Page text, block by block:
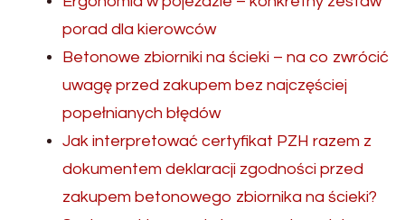
porad dla kierowców
Betonowe zbiorniki na ścieki – na co zwrócić
uwagę przed zakupem bez najczęściej
popełnianych błędów
Jak interpretować certyfikat PZH razem z
dokumentem deklaracji zgodności przed
zakupem betonowego zbiornika na ścieki?